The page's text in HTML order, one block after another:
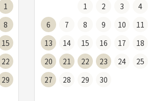
1
8
15
22
29
1
2 3 4
6
7 8 9 10 11
13
14 15 16 17 18
20
21 22 23 24 25
27
28 29 30